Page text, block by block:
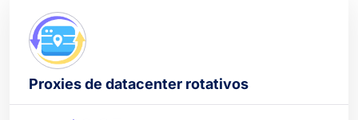
Proxies de datacenter rotativos